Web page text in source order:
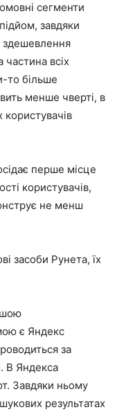
сегменти
завдяки
здешевлення
всіх
то більше
менше чверті, в
користувачів
перше місце
користувачів,
не менш
засоби Рунета, їх
є Яндекс
за
В Яндекса
Завдяки ньому
результатах